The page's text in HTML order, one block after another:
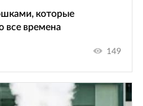
которые
все времена
149